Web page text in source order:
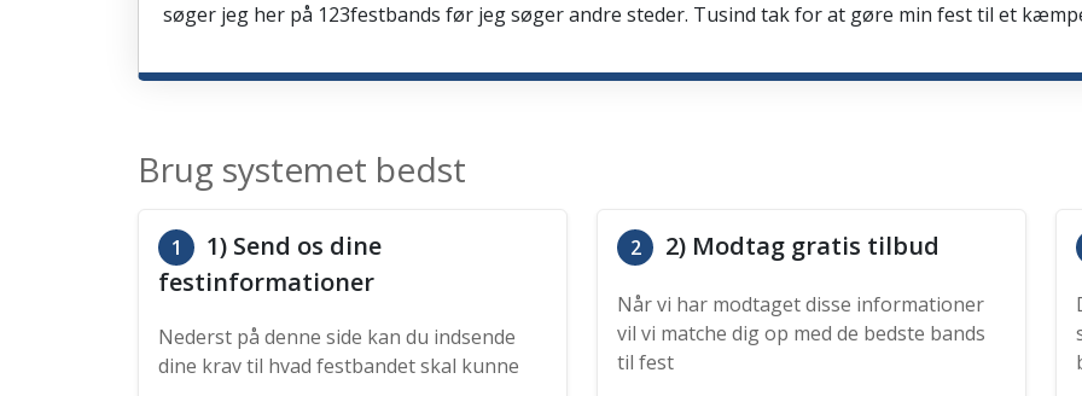
søger jeg her på 123festbands før jeg søger andre steder. Tusind tak for at gøre min fest til et
Brug systemet bedst
1
1) Send os dine
festinformationer
Nederst på denne side kan du indsende
dine krav til hvad festbandet skal kunne
2 2) Modtag gratis tilbud
Når vi har modtaget disse informationer
vil vi matche dig op med de bedste bands
til fest